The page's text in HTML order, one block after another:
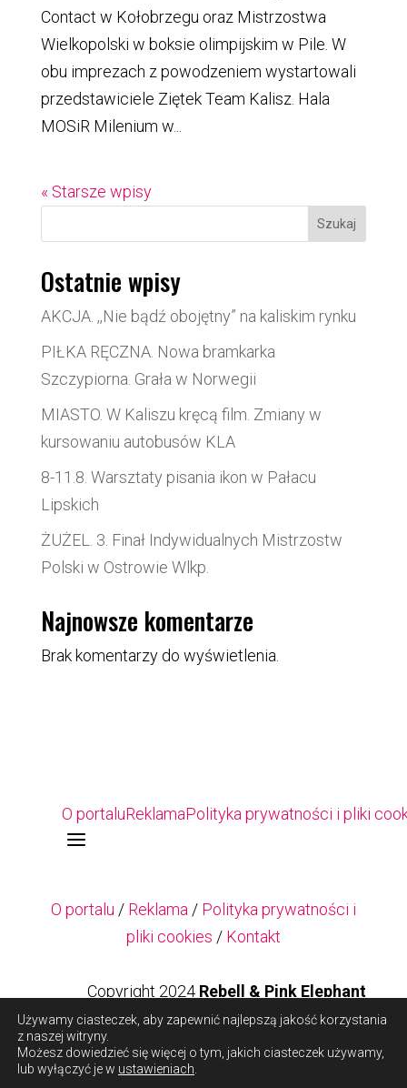
Contact w Kołobrzegu oraz Mistrzostwa
Wielkopolski w boksie olimpijskim w Pile. W
obu imprezach z powodzeniem wystartowali
przedstawiciele Ziętek Team Kalisz. Hala
MOSiR Milenium w...
« Starsze wpisy
Szukaj
Ostatnie wpisy
AKCJA. ,,Nie bądź obojętny” na kaliskim rynku
PIŁKA RĘCZNA. Nowa bramkarka
Szczypiorna. Grała w Norwegii
MIASTO. W Kaliszu kręcą film. Zmiany w
kursowaniu autobusów KLA
8-11.8. Warsztaty pisania ikon w Pałacu
Lipskich
ŻUŻEL. 3. Finał Indywidualnych Mistrzostw
Polski w Ostrowie Wlkp.
Najnowsze komentarze
Brak komentarzy do wyświetlenia.
O portaluReklamaPolityka prywatności i pliki
a
O portalu / Reklama / Polityka prywatności i
pliki cookies / Kontakt
Copyright 2024 Rebell & Pink Elephant
Copyright 2024Rebell & Pink Elephant
Używamy ciasteczek, aby zapewnić najlepszą jakość korzystania
z naszej witryny.
Możesz dowiedzieć się więcej o tym, jakich ciasteczek używamy,
lub wyłączyć je w ustawieniach